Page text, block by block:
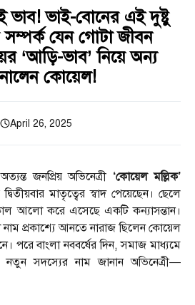
ভাই-বোনের এই দুষ্টু
সম্পর্ক যেন গোটা জীবন
‘আড়ি-ভাব’ নিয়ে অন্য
কোয়েল!
April 26, 2025
জনপ্রিয় অভিনেত্রী ‘কোয়েল মল্লিক’
মাতৃত্বের স্বাদ পেয়েছেন। ছেলে
আলো করে এসেছে একটি কন্যাসন্তান।
প্রকাশ্যে আনতে নারাজ ছিলেন কোয়েল
পরে বাংলা নববর্ষের দিন, সমাজ মাধ্যমে
নতুন সদস্যের নাম জানান অভিনেত্রী—